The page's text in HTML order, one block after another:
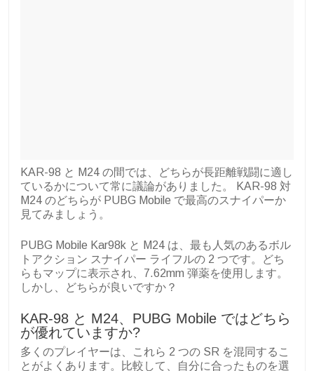
KAR-98 と M24 の間では、どちらが長距離戦闘に適し
ているかについて常に議論がありました。 KAR-98 対
M24 のどちらが PUBG Mobile で最高のスナイパーか
見てみましょう。
PUBG Mobile Kar98k と M24 は、最も人気のあるボル
トアクション スナイパー ライフルの 2 つです。どち
らもマップに表示され、7.62mm 弾薬を使用します。
しかし、どちらが良いですか？
KAR-98 と M24、PUBG Mobile ではどちら
が優れていますか?
多くのプレイヤーは、これら 2 つの SR を混同するこ
とがよくあります。比較して、自分に合ったものを選